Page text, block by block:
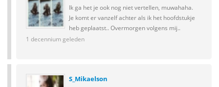
Ik ga het je ook nog niet vertellen, muwahaha.
Je komt er vanzelf achter als ik het hoofdstukje
heb geplaatst.. Overmorgen volgens mij..
1 decennium geleden
S_Mikaelson